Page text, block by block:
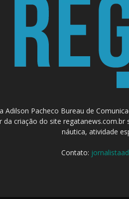
Adilson Pacheco Bureau de
da criação do site
náutica, atividade
Contato: